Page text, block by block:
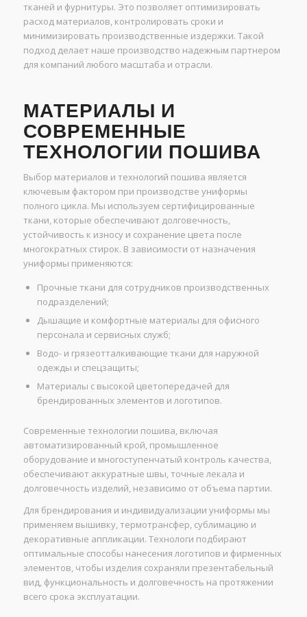
тканей и фурнитуры. Это позволяет оптимизировать
расход материалов, контролировать сроки и
минимизировать производственные издержки. Такой
подход делает наше производство надежным партнером
для компаний любого масштаба и отрасли.
МАТЕРИАЛЫ И
СОВРЕМЕННЫЕ
ТЕХНОЛОГИИ ПОШИВА
Выбор материалов и технологий пошива является
ключевым фактором при производстве униформы
полного цикла. Мы используем сертифицированные
ткани, которые обеспечивают долговечность,
устойчивость к износу и сохранение цвета после
многократных стирок. В зависимости от назначения
униформы применяются:
Прочные ткани для сотрудников производственных
подразделений;
Дышащие и комфортные материалы для офисного
персонала и сервисных служб;
Водо- и грязеотталкивающие ткани для наружной
одежды и спецзащиты;
Материалы с высокой цветопередачей для
брендированных элементов и логотипов.
Современные технологии пошива, включая
автоматизированный крой, промышленное
оборудование и многоступенчатый контроль качества,
обеспечивают аккуратные швы, точные лекала и
долговечность изделий, независимо от объема партии.
Для брендирования и индивидуализации униформы мы
применяем вышивку, термотрансфер, сублимацию и
декоративные аппликации. Технологи подбирают
оптимальные способы нанесения логотипов и фирменных
элементов, чтобы изделия сохраняли презентабельный
вид, функциональность и долговечность на протяжении
всего срока эксплуатации.